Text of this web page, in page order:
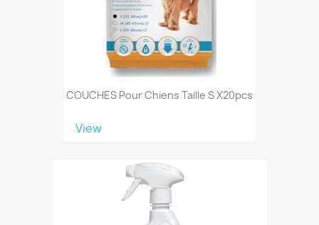
COUCHES Pour Chiens Taille S X20pcs
View